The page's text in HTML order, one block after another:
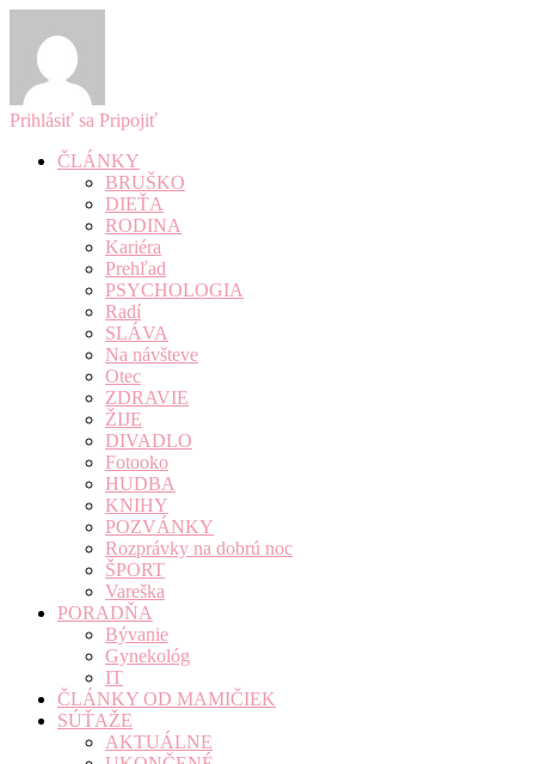
Prihlásiť sa Pripojiť
ČLÁNKY
BRUŠKO
DIEŤA
RODINA
Kariéra
Prehľad
PSYCHOLOGIA
Radí
SLÁVA
Na návšteve
Otec
ZDRAVIE
ŽIJE
DIVADLO
Fotooko
HUDBA
KNIHY
POZVÁNKY
Rozprávky na dobrú noc
ŠPORT
Vareška
PORADŇA
Bývanie
Gynekológ
IT
ČLÁNKY OD MAMIČIEK
SÚŤAŽE
AKTUÁLNE